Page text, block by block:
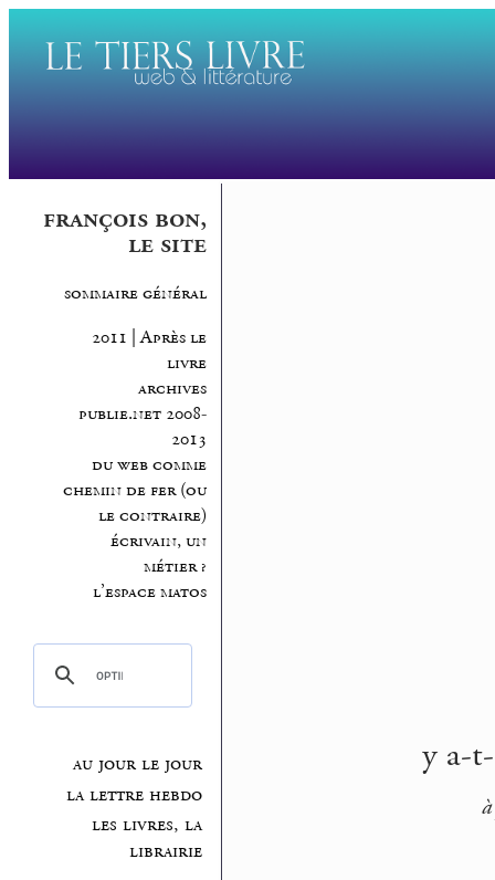
françois bon,
le site
sommaire général
2011 | Après le
livre
archives
publie.net 2008-
2013
du web comme
chemin de fer (ou
le contraire)
écrivain, un
métier ?
l’espace matos
au jour le jour
la lettre hebdo
les livres, la
librairie
y a-